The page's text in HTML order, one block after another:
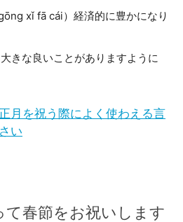
xǐ fā cái）経済的に豊かになり
きな良いことがありますように
月を祝う際によく使わえる言
い
て春節をお祝いします